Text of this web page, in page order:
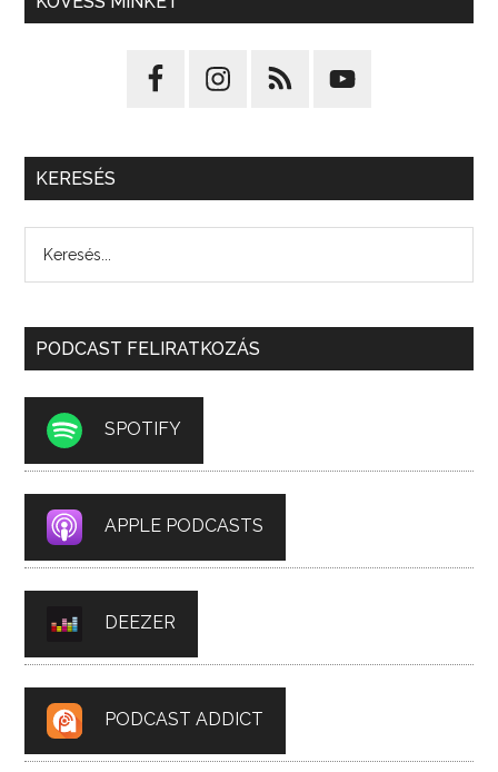
KERESÉS
PODCAST FELIRATKOZÁS
SPOTIFY
APPLE PODCASTS
DEEZER
PODCAST ADDICT